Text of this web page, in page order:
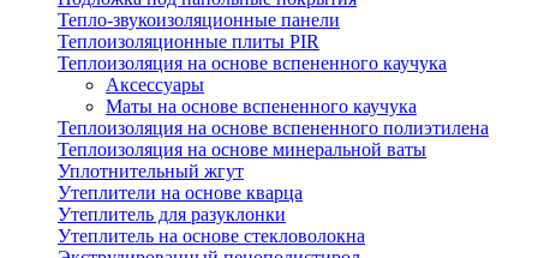
Тепло-звукоизоляционные панели
Теплоизоляционные плиты PIR
Теплоизоляция на основе вспененного каучука
Аксессуары
Маты на основе вспененного каучука
Теплоизоляция на основе вспененного полиэтилена
Теплоизоляция на основе минеральной ваты
Уплотнительный жгут
Утеплители на основе кварца
Утеплитель для разуклонки
Утеплитель на основе стекловолокна